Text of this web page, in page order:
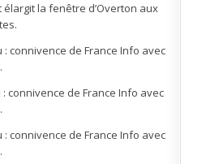
élargit la fenêtre d’Overton aux
: connivence de France Info avec
: connivence de France Info avec
: connivence de France Info avec